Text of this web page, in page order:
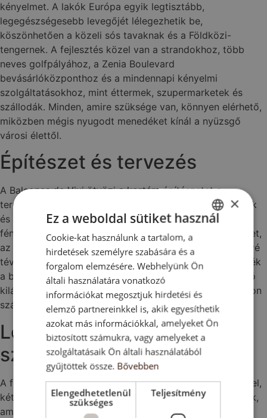
kényelmet. A lakók Európa egyik legtisztább,
legegészségesebb levegőjét lélegezhetik be,
köszönhetően a közeli sós tavaknak és a Földközi-
tengernek. A fejlesztés közel van a strandokhoz, több
neves golfpályához, a Zenia Boulevard
bevásárlóközponthoz és a mindennapi kényelmi
szolgáltatásokhoz, mint éttermek, szupermarketek és
szállodák. Minden, amire szüksége van, könnyen elérhető,
miközben mégis nyugodt menedéket kínál a nyüzsgő
városi élettől.
Építészet és tervezés
A Balcones de Vivi ötvözi a kortárs építészetet a
természet szépségével. A tiszta vonalak, a nagy ablakok
és a nyitott elrendezés világos, harmonikus, mediterrán
fényben úszó lakótereket teremt. A tervezés a kényelmet,
az eleganciát és a funkcionalitást hangsúlyozza, lehetővé
téve a lakók számára, hogy teljes mértékben élvezhessék
a beltéri és kültéri életet. A magas fekvés lélegzetelállító
kilátást és kiváló levegőminőséget biztosít minden otthon
számára.
Létesítmények és
szolgáltatások
A fejlesztés gyönyörűen karbantartott közös területekkel,
két tágas úszómedencével és buja kertekkel rendelkezik,
amelyek békés és pihentető környezetet biztosítanak a
×
Ez a weboldal sütiket használ
Cookie-kat használunk a tartalom, a
hirdetések személyre szabására és a
forgalom elemzésére. Webhelyünk Ön
általi használatára vonatkozó
információkat megosztjuk hirdetési és
elemző partnereinkkel is, akik egyesíthetik
azokat más információkkal, amelyeket Ön
biztosított számukra, vagy amelyeket a
szolgáltatásaik Ön általi használatából
gyűjtöttek össze. Bővebben
Elengedhetetlenül
szükséges
Teljesítmény